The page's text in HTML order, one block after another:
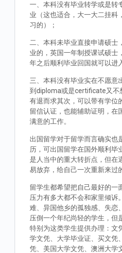
一、本科没有毕业转学或是转
业（这也适合，大一大二挂科
习的）；
二、本科未毕业直接申请硕士
业的，英国一年制授课试硕士
年之后顺利毕业回国就可以进
三、本科没有毕业实在不愿意
到diploma或是certificate又不
有退而求其次，可以带有学位
留信认证，也能辅助证明，在
满意的工作。
出国留学对于留学而言确实也
历，可出国留学在国外顺利毕
是人当中的重大转折点，但在
易放弃，给自己一次重新来过
留学生都希望把自己最好的一
压力有多大都不会和家里倾诉
难、异国他乡的孤独感、失恋
压倒一个年纪尚轻的学生，但
特别为这类学生提供办理：文
学文凭、大学毕业证、买文凭
凭、美国大学文凭、澳洲大学